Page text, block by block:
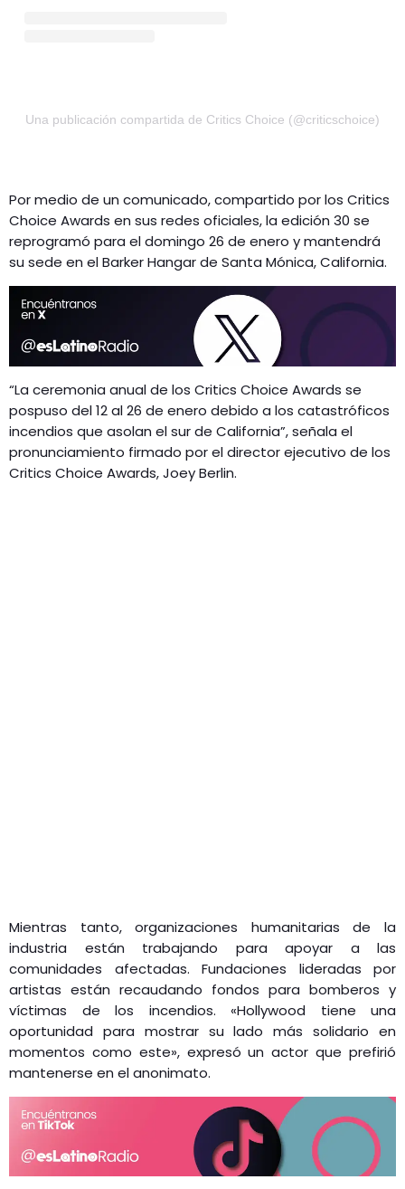
Una publicación compartida de Critics Choice (@criticschoice)
Por medio de un comunicado, compartido por los Critics
Choice Awards en sus redes oficiales, la edición 30 se
reprogramó para el domingo 26 de enero y mantendrá
su sede en el Barker Hangar de Santa Mónica, California.
“La ceremonia anual de los Critics Choice Awards se
pospuso del 12 al 26 de enero debido a los catastróficos
incendios que asolan el sur de California”, señala el
pronunciamiento firmado por el director ejecutivo de los
Critics Choice Awards, Joey Berlin.
Mientras tanto, organizaciones humanitarias de la
industria están trabajando para apoyar a las
comunidades afectadas. Fundaciones lideradas por
artistas están recaudando fondos para bomberos y
víctimas de los incendios. «Hollywood tiene una
oportunidad para mostrar su lado más solidario en
momentos como este», expresó un actor que prefirió
mantenerse en el anonimato.